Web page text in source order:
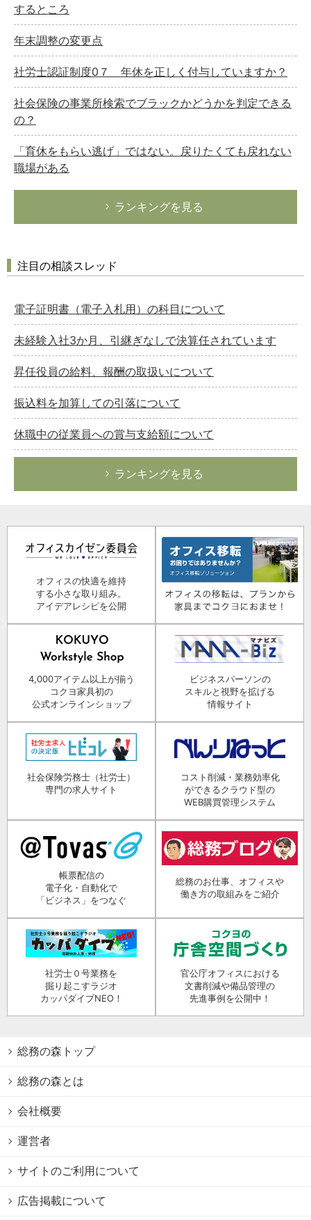
するところ
年末調整の変更点
社労士認証制度0７ 年休を正しく付与していますか？
社会保険の事業所検索でブラックかどうかを判定できる
の？
「育休をもらい逃げ」ではない。戻りたくても戻れない
職場がある
ランキングを見る
注目の相談スレッド
電子証明書（電子入札用）の科目について
未経験入社3か月、引継ぎなしで決算任されています
昇任役員の給料、報酬の取扱いについて
振込料を加算しての引落について
休職中の従業員への賞与支給額について
ランキングを見る
オフィスの快適を維持
する小さな取り組み。
アイデアレシピを公開
4,000アイテム以上が揃う
コクヨ家具初の
公式オンラインショップ
ビジネスパーソンの
スキルと視野を拡げる
情報サイト
社会保険労務士（社労士）
専門の求人サイト
コスト削減・業務効率化
ができるクラウド型の
WEB購買管理システム
帳票配信の
電子化・自動化で
「ビジネス」をつなぐ
総務のお仕事、オフィスや
働き方の取組みをご紹介
社労士０号業務を
掘り起こすラジオ
カッパダイブNEO！
官公庁オフィスにおける
文書削減や備品管理の
先進事例を公開中！
総務の森トップ
総務の森とは
会社概要
運営者
サイトのご利用について
広告掲載について